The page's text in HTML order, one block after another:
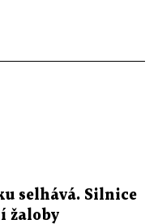
selhává. Silnice
žaloby